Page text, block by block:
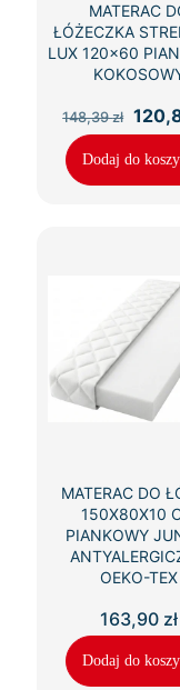
MATERAC
ŁÓŻECZKA
LUX 120×60
148,39zł
cena
Dodaj do
MATERAC DO
150X80X10
PIANKOWY
OEKO-TEX
163,90 zł
Dodaj do